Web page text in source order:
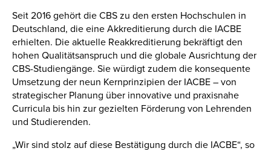
Seit 2016 gehört die CBS zu den ersten Hochschulen in
Deutschland, die eine Akkreditierung durch die IACBE
erhielten. Die aktuelle Reakkreditierung bekräftigt den
hohen Qualitätsanspruch und die globale Ausrichtung der
CBS-Studiengänge. Sie würdigt zudem die konsequente
Umsetzung der neun Kernprinzipien der IACBE – von
strategischer Planung über innovative und praxisnahe
Curricula bis hin zur gezielten Förderung von Lehrenden
und Studierenden.
„Wir sind stolz auf diese Bestätigung durch die IACBE“, so